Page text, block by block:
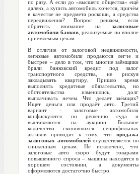
по разу. А если до «высшего общества» ещё
далеко, а купить автомобиль хочется, причём
в качестве не предмета роскоши, а средства
передвижения? Вопрос решаем, если
обратить внимание назалоговые
автомобили банков , реализуемые по вполне
приемлемым ценам.
В отличие от залоговой недвижимости,
легковые автомобили продаются легче и
быстрее – дело в том, что многие заёмщики
брали банковский кредит под залог
транспортного средства, не рискуя
закладывать квартиру. Пришло время
выполнять кредитные обязательства, но
обстоятельства изменились, долг
выплачивать нечем. Что делает заёмщик?
Ищет деньги или продаёт авто. Третий
вариант - залоговые автомобили
конфискуются по решению суда и
выставляются на аукцион. Большое
количество скопившихся непрофильных
активов приводит к тому, чтопродажа
залоговых автомобилейосуществляется по
сниженным ценам. Не исключено, что
залоговые авто скоро будут товарами
повышенного спроса – машины находятся в
хорошем состоянии, а документы
оформляются достаточно быстро.